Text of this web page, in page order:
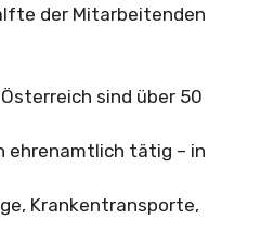
der Mitarbeitenden
sind über 50
ehrenamtlich tätig – in
Krankentransporte,